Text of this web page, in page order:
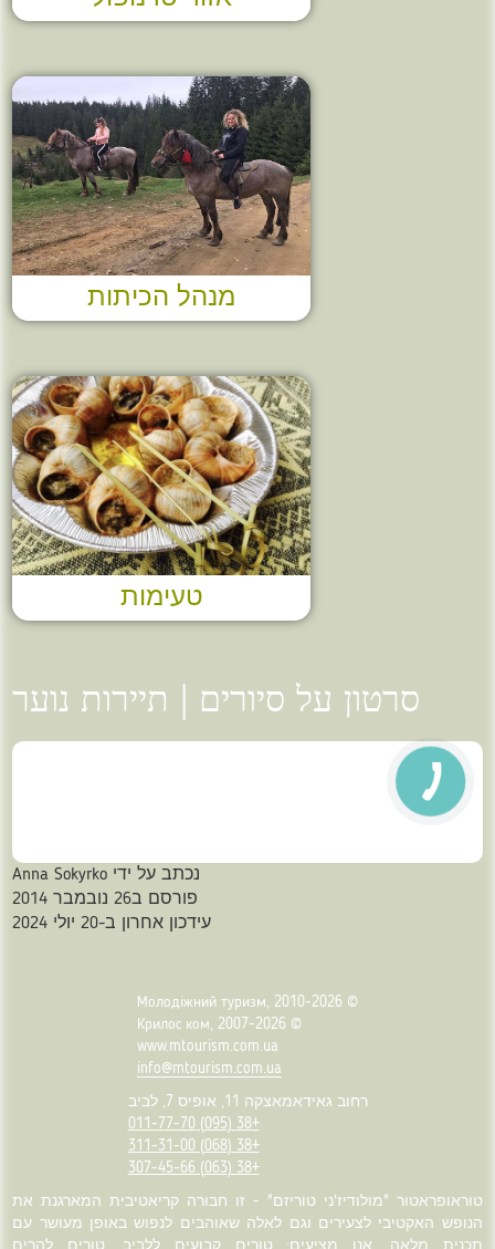
מנהל הכיתות
טעימות
סרטון על סיורים | תיירות נוער
נכתב על ידי Anna Sokyrko
פורסם ב26 נובמבר 2014
עידכון אחרון ב-20 יולי 2024
© Молодіжний туризм, 2010-2026
© Крилос ком, 2007-2026
www.mtourism.com.ua
info@mtourism.com.ua
רחוב גאידאמאצקה 11, אופיס 7, לביב
+38 (095) 011-77-70
+38 (068) 311-31-00
+38 (063) 307-45-66
טוראופראטור "מולודיז'ני טוריזם" - זו חבורה קריאטיבית המארגנת את
הנופש האקטיבי לצעירים וגם לאלה שאוהבים לנפוש באופן מעושר עם